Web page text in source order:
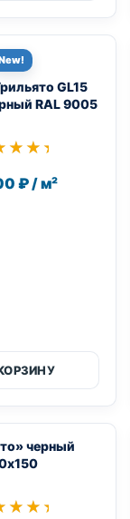
GL15
RAL 9005
₽ / м²
черный